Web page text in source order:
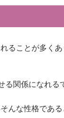
ることが多くあ
る関係になれる
んな性格である